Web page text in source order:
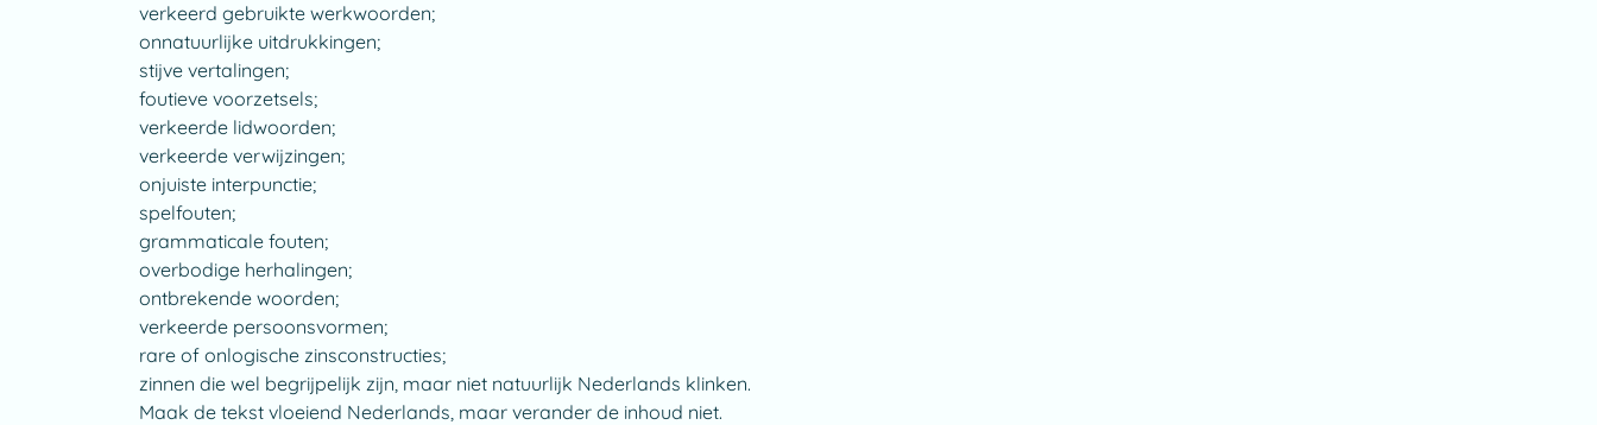
verkeerd gebruikte werkwoorden;
onnatuurlijke uitdrukkingen;
stijve vertalingen;
foutieve voorzetsels;
verkeerde lidwoorden;
verkeerde verwijzingen;
onjuiste interpunctie;
spelfouten;
grammaticale fouten;
overbodige herhalingen;
ontbrekende woorden;
verkeerde persoonsvormen;
rare of onlogische zinsconstructies;
zinnen die wel begrijpelijk zijn, maar niet natuurlijk Nederlands klinken.
Maak de tekst vloeiend Nederlands, maar verander de inhoud niet.